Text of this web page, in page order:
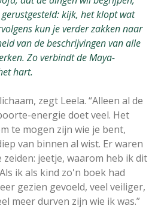
kijk, het klopt wat
kun je verder zakken naar
van de beschrijvingen van alle
Zo verbindt de Maya-
hart.
zegt Leela. “Alleen al de
energie doet veel. Het
te mogen zijn wie je bent,
van binnen al wist. Er waren
jeetje, waarom heb ik dit
ik als kind zo'n boek had
gezien gevoeld, veel veiliger,
meer durven zijn wie ik was.”